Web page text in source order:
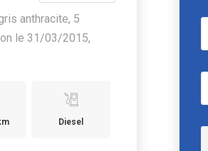
anthracite, 5
le 31/03/2015,
Diesel